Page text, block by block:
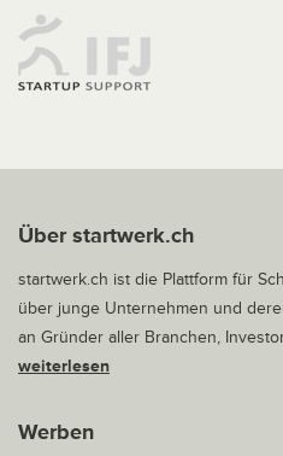
Über startwerk.ch
startwerk.ch ist die Plattform für
über junge Unternehmen und
an Gründer aller Branchen,
weiterlesen
Werben